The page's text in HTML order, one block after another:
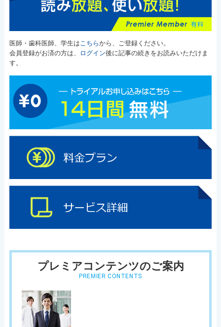
医師・歯科医師、学生は こちらから、ご登録ください。
会員登録がお済の方は、
ログイン後に記事の続きをお読みいただけま
す。
プレミアコンテンツのご案内
PREMIER CONTENTS